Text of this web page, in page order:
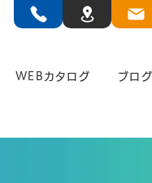
WEBカタログ ブログ